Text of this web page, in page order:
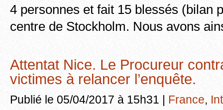
4 personnes et fait 15 blessés (bilan
centre de Stockholm. Nous avons
Attentat Nice. Le Procureur
victimes à relancer l’enquête.
Publié le 05/04/2017 à 15h31 | France,